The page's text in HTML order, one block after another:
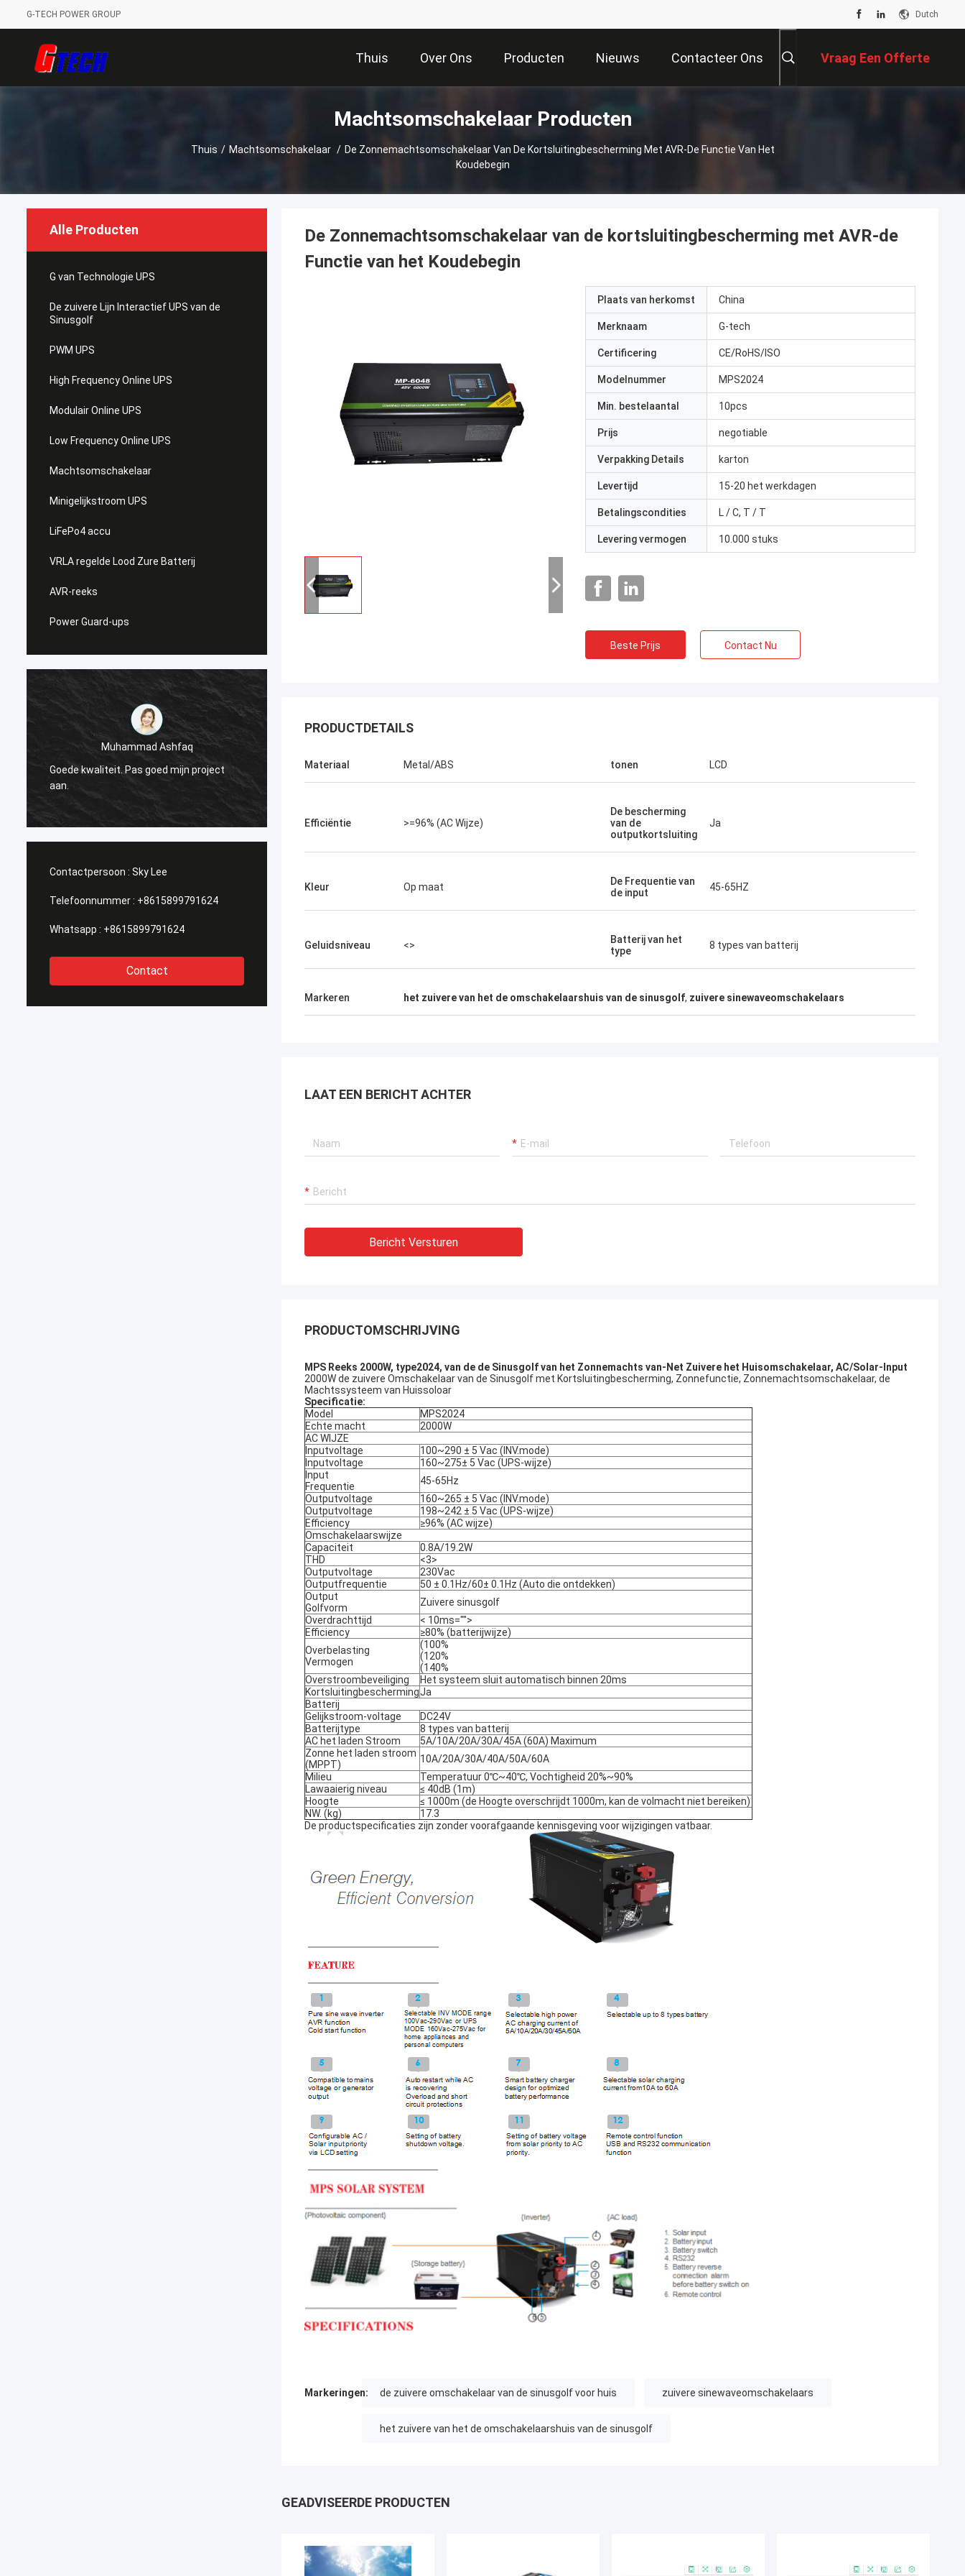
G-TECH POWER GROUP Dutch
Thuis Over Ons Producten Nieuws Contacteer Ons Vraag Een Offerte
Machtsomschakelaar Producten
Thuis / Machtsomschakelaar / De Zonnemachtsomschakelaar Van De Kortsluitingbescherming Met AVR-De Functie Van Het
Koudebegin
Alle Producten
G van Technologie UPS
De zuivere Lijn Interactief UPS van de
Sinusgolf
PWM UPS
High Frequency Online UPS
Modulair Online UPS
Low Frequency Online UPS
Machtsomschakelaar
Minigelijkstroom UPS
LiFePo4 accu
VRLA regelde Lood Zure Batterij
AVR-reeks
Power Guard-ups
Muhammad Ashfaq
Goede kwaliteit. Pas goed mijn project
aan.
Stamatis Greece
Technologie, is de kwaliteit zeer goed en
stabiel, en met de goede dienst, waardeer
Contactpersoon : Sky Lee
Telefoonnummer : +8615899791624
Whatsapp : +8615899791624
Contact
De Zonnemachtsomschakelaar van de kortsluitingbescherming met AVR-de
Functie van het Koudebegin
Plaats van herkomst China
Merknaam G-tech
Certificering CE/RoHS/ISO
Modelnummer MPS2024
Min. bestelaantal 10pcs
Prijs negotiable
Verpakking Details karton
Levertijd 15-20 het werkdagen
Betalingscondities L / C, T / T
Levering vermogen 10.000 stuks
Beste Prijs Contact Nu
PRODUCTDETAILS
Materiaal Metal/ABS tonen LCD
Efficiëntie >=96% (AC Wijze)
De bescherming
van de
outputkortsluiting
Ja
Kleur Op maat
De Frequentie van
de input
45-65HZ
Geluidsniveau <>
Batterij van het
type
8 types van batterij
Markeren het zuivere van het de omschakelaarshuis van de sinusgolf, zuivere sinewaveomschakelaars
LAAT EEN BERICHT ACHTER
Bericht Versturen
PRODUCTOMSCHRIJVING
MPS Reeks 2000W, type2024, van de de Sinusgolf van het Zonnemachts van-Net Zuivere het Huisomschakelaar, AC/Solar-Input
2000W de zuivere Omschakelaar van de Sinusgolf met Kortsluitingbescherming, Zonnefunctie, Zonnemachtsomschakelaar, de
Machtssysteem van Huissoloar
Specificatie:
Model
MPS2024
Echte macht
2000W
AC WIJZE
Inputvoltage
100~290 ± 5 Vac (INV.mode)
Inputvoltage
160~275± 5 Vac (UPS-wijze)
Input
Frequentie
45-65Hz
Outputvoltage
160~265 ± 5 Vac (INV.mode)
Outputvoltage
198~242 ± 5 Vac (UPS-wijze)
Efficiency
≥96% (AC wijze)
Omschakelaarswijze
Capaciteit
0.8A/19.2W
THD
<3>
Outputvoltage
230Vac
Outputfrequentie
50 ± 0.1Hz/60± 0.1Hz (Auto die ontdekken)
Output
Golfvorm
Zuivere sinusgolf
Overdrachttijd
< 10ms="">
Efficiency
≥80% (batterijwijze)
Overbelasting
Vermogen
(100%
(120%
(140%
Overstroombeveiliging
Het systeem sluit automatisch binnen 20ms
KortsluitingbeschermingJa
Batterij
Gelijkstroom-voltage
DC24V
Batterijtype
8 types van batterij
AC het laden Stroom
5A/10A/20A/30A/45A (60A) Maximum
Zonne het laden stroom
(MPPT)
10A/20A/30A/40A/50A/60A
Milieu
Temperatuur 0℃~40℃, Vochtigheid 20%~90%
Lawaaierig niveau
≤ 40dB (1m)
Hoogte
≤ 1000m (de Hoogte overschrijdt 1000m, kan de volmacht niet bereiken)
NW. (kg)
17.3
De productspecificaties zijn zonder voorafgaande kennisgeving voor wijzigingen vatbaar.
Markeringen: de zuivere omschakelaar van de sinusgolf voor huis zuivere sinewaveomschakelaars
het zuivere van het de omschakelaarshuis van de sinusgolf
GEADVISEERDE PRODUCTEN